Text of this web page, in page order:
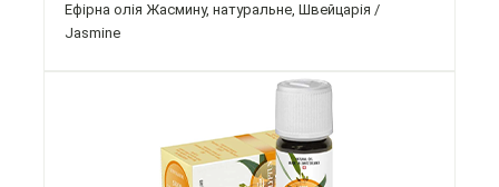
Ефірна олія Жасмину, натуральне, Швейцарія /
Jasmine